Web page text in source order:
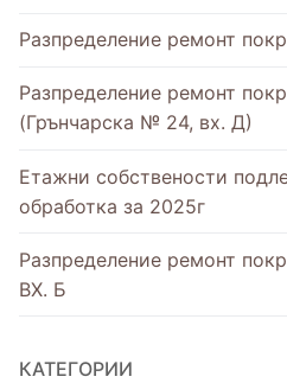
Разпределение ремонт
Разпределение ремонт
(Грънчарска № 24, вх. Д)
Етажни собствености
обработка за 2025г
Разпределение ремонт
ВХ. Б
КАТЕГОРИИ